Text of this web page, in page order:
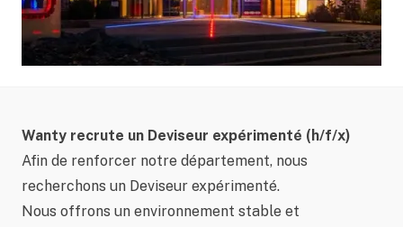
Wanty recrute un Deviseur expérimenté (h/f/x)
Afin de renforcer notre département, nous
recherchons un Deviseur expérimenté.
Nous offrons un environnement stable et